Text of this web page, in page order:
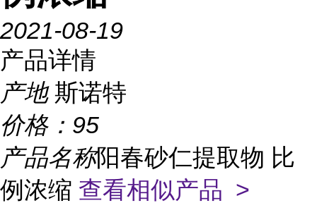
2021-08-19
产品详情
产地 斯诺特
价格： 95
产品名称阳春砂仁提取物 比
例浓缩 查看相似产品 >